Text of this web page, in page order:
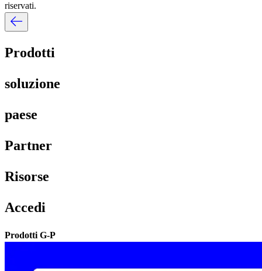
riservati.​​
Prodotti​​
soluzione​​
paese​​
Partner​​
Risorse​​
Accedi​​
Prodotti G-P​​